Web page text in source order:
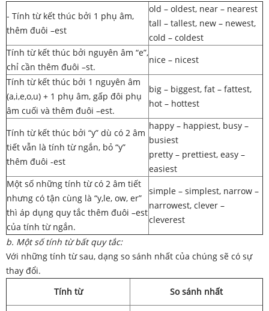
- Tính từ kết thúc bởi 1 phụ âm,
thêm đuôi –est
old – oldest, near – nearest
tall – tallest, new – newest,
cold – coldest
Tính từ kết thúc bởi nguyên âm “e”,
chỉ cần thêm đuôi –st.
nice – nicest
Tính từ kết thúc bởi 1 nguyên âm
(a,i,e,o,u) + 1 phụ âm, gấp đôi phụ
âm cuối và thêm đuôi –est.
big – biggest, fat – fattest,
hot – hottest
Tính từ kết thúc bởi “y” dù có 2 âm
tiết vẫn là tính từ ngắn, bỏ “y”
thêm đuôi -est
happy – happiest, busy –
busiest
pretty – prettiest, easy –
easiest
Một số những tính từ có 2 âm tiết
nhưng có tận cùng là “y,le, ow, er”
thì áp dụng quy tắc thêm đuôi –est
của tính từ ngắn.
simple – simplest, narrow –
narrowest, clever –
cleverest
b. Một số tính từ bất quy tắc:
Với những tính từ sau, dạng so sánh nhất của chúng sẽ có sự
thay đổi.
Tính từ
So sánh nhất